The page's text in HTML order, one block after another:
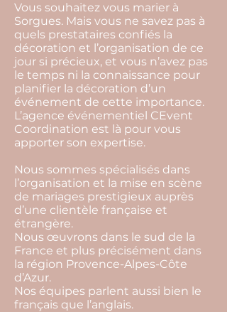
Vous souhaitez vous marier à
Sorgues. Mais vous ne savez pas à
quels prestataires confiés la
décoration et l’organisation de ce
jour si précieux, et vous n’avez pas
le temps ni la connaissance pour
planifier la décoration d’un
événement de cette importance.
L’agence événementiel CEvent
Coordination est là pour vous
apporter son expertise.
Nous sommes spécialisés dans
l’organisation et la mise en scène
de mariages prestigieux auprès
d’une clientèle française et
étrangère.
Nous œuvrons dans le sud de la
France et plus précisément dans
la région Provence-Alpes-Côte
d’Azur.
Nos équipes parlent aussi bien le
français que l’anglais.